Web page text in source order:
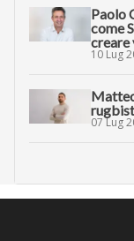
Paolo
come
creare
10 Lug
07 Lug